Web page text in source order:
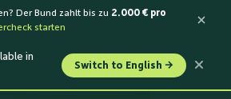
in
Switch to English →
Der Bund zahlt bis zu 2.000 € pro
starten